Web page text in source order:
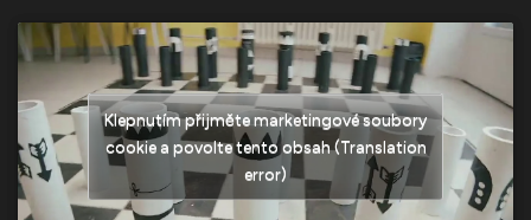
Klepnutím přijměte marketingové soubory
cookie a povolte tento obsah (Translation
error)